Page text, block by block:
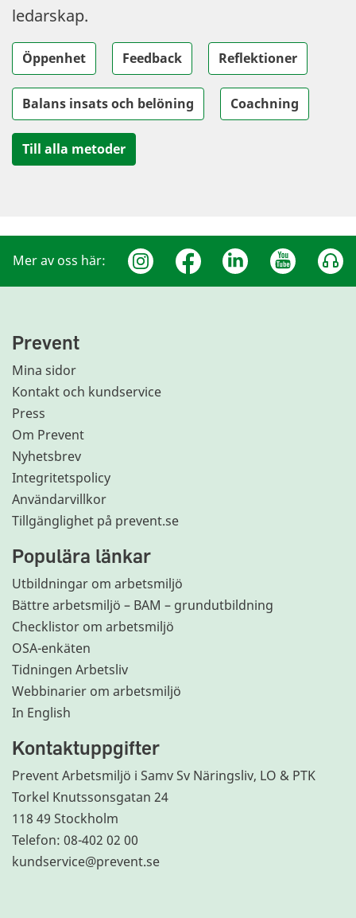
ledarskap.
Öppenhet Feedback Reflektioner
Balans insats och belöning Coachning
Till alla metoder
Mer av oss här:
Prevent
Mina sidor
Kontakt och kundservice
Press
Om Prevent
Nyhetsbrev
Integritetspolicy
Användarvillkor
Tillgänglighet på prevent.se
Populära länkar
Utbildningar om arbetsmiljö
Bättre arbetsmiljö – BAM – grundutbildning
Checklistor om arbetsmiljö
OSA-enkäten
Tidningen Arbetsliv
Webbinarier om arbetsmiljö
In English
Kontaktuppgifter
Prevent Arbetsmiljö i Samv Sv Näringsliv, LO & PTK
Torkel Knutssonsgatan 24
118 49 Stockholm
Telefon: 08-402 02 00
kundservice@prevent.se